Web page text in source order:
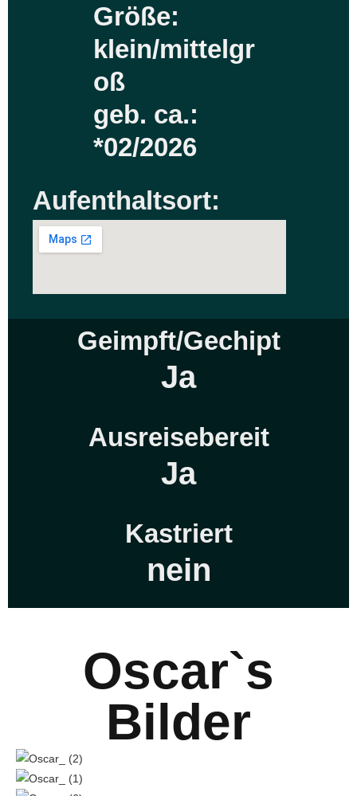
Größe:
klein/mittelgr
oß
geb. ca.:
*02/2026
Aufenthaltsort:
Geimpft/Gechipt
Ja
Ausreisebereit
Ja
Kastriert
nein
Oscar`s
Bilder